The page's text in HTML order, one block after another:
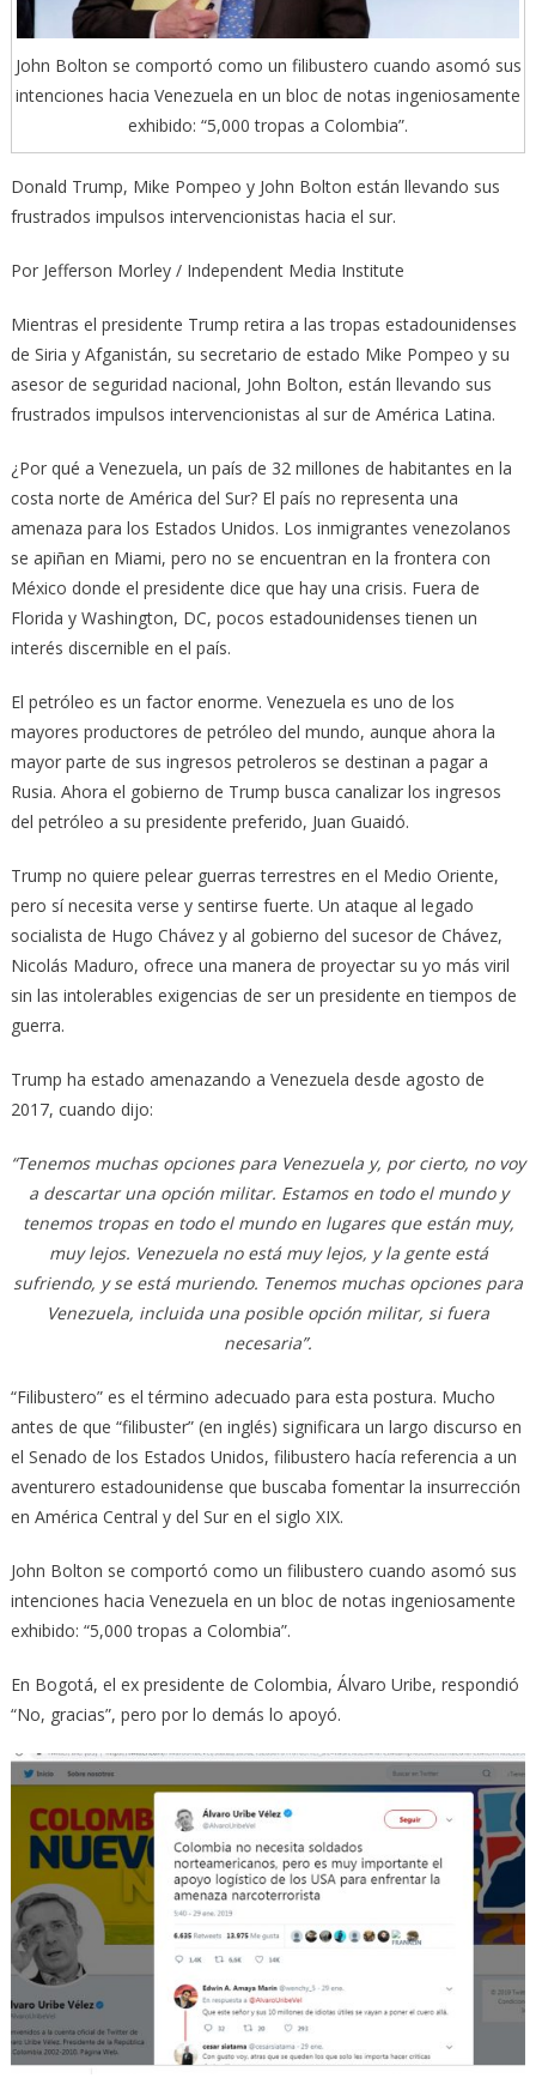
John Bolton se comportó como un filibustero cuando asomó sus
intenciones hacia Venezuela en un bloc de notas ingeniosamente
exhibido: “5,000 tropas a Colombia”.
Donald Trump, Mike Pompeo y John Bolton están llevando sus
frustrados impulsos intervencionistas hacia el sur.
Por Jefferson Morley / Independent Media Institute
Mientras el presidente Trump retira a las tropas estadounidenses
de Siria y Afganistán, su secretario de estado Mike Pompeo y su
asesor de seguridad nacional, John Bolton, están llevando sus
frustrados impulsos intervencionistas al sur de América Latina.
¿Por qué a Venezuela, un país de 32 millones de habitantes en la
costa norte de América del Sur? El país no representa una
amenaza para los Estados Unidos. Los inmigrantes venezolanos
se apiñan en Miami, pero no se encuentran en la frontera con
México donde el presidente dice que hay una crisis. Fuera de
Florida y Washington, DC, pocos estadounidenses tienen un
interés discernible en el país.
El petróleo es un factor enorme. Venezuela es uno de los
mayores productores de petróleo del mundo, aunque ahora la
mayor parte de sus ingresos petroleros se destinan a pagar a
Rusia. Ahora el gobierno de Trump busca canalizar los ingresos
del petróleo a su presidente preferido, Juan Guaidó.
Trump no quiere pelear guerras terrestres en el Medio Oriente,
pero sí necesita verse y sentirse fuerte. Un ataque al legado
socialista de Hugo Chávez y al gobierno del sucesor de Chávez,
Nicolás Maduro, ofrece una manera de proyectar su yo más viril
sin las intolerables exigencias de ser un presidente en tiempos de
guerra.
Trump ha estado amenazando a Venezuela desde agosto de
2017, cuando dijo:
“Tenemos muchas opciones para Venezuela y, por cierto, no voy
a descartar una opción militar. Estamos en todo el mundo y
tenemos tropas en todo el mundo en lugares que están muy,
muy lejos. Venezuela no está muy lejos, y la gente está
sufriendo, y se está muriendo. Tenemos muchas opciones para
Venezuela, incluida una posible opción militar, si fuera
necesaria”.
“Filibustero” es el término adecuado para esta postura. Mucho
antes de que “filibuster” (en inglés) significara un largo discurso en
el Senado de los Estados Unidos, filibustero hacía referencia a un
aventurero estadounidense que buscaba fomentar la insurrección
en América Central y del Sur en el siglo XIX.
John Bolton se comportó como un filibustero cuando asomó sus
intenciones hacia Venezuela en un bloc de notas ingeniosamente
exhibido: “5,000 tropas a Colombia”.
En Bogotá, el ex presidente de Colombia, Álvaro Uribe, respondió
“No, gracias”, pero por lo demás lo apoyó.